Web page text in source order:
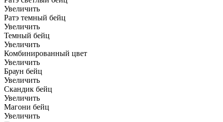
Увеличить
Ратэ темный бейц
Увеличить
Темный бейц
Увеличить
Комбинированный цвет
Увеличить
Браун бейц
Увеличить
Скандик бейц
Увеличить
Магони бейц
Увеличить